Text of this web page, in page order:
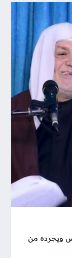
ويجرده من